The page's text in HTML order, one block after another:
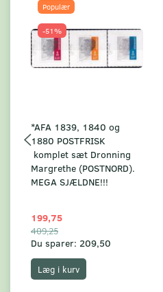
Populær
-51%
*AFA 1839, 1840 og
1880 POSTFRISK
komplet sæt Dronning
Margrethe (POSTNORD).
MEGA SJÆLDNE!!!
199,75
409,25
Du sparer: 209,50
Læg i kurv